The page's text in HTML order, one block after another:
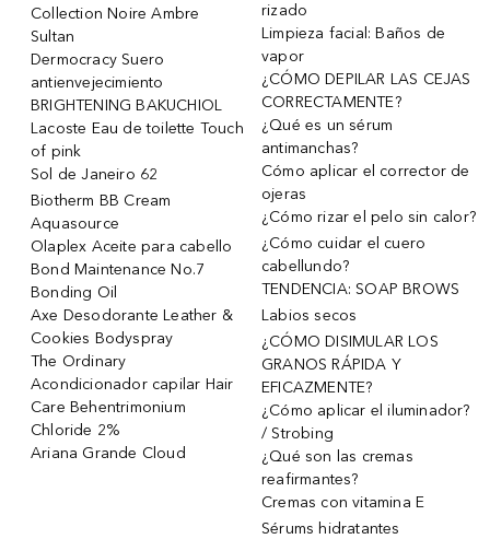
Collection Noire Ambre
Sultan
Dermocracy Suero
antienvejecimiento
BRIGHTENING BAKUCHIOL
Lacoste Eau de toilette Touch
of pink
Sol de Janeiro 62
Biotherm BB Cream
Aquasource
Olaplex Aceite para cabello
Bond Maintenance No.7
Bonding Oil
Axe Desodorante Leather &
Cookies Bodyspray
The Ordinary
Acondicionador capilar Hair
Care Behentrimonium
Chloride 2%
Ariana Grande Cloud
rizado
Limpieza facial: Baños de
vapor
¿CÓMO DEPILAR LAS CEJAS
CORRECTAMENTE?
¿Qué es un sérum
antimanchas?
Cómo aplicar el corrector de
ojeras
¿Cómo rizar el pelo sin calor?
¿Cómo cuidar el cuero
cabellundo?
TENDENCIA: SOAP BROWS
Labios secos
¿CÓMO DISIMULAR LOS
GRANOS RÁPIDA Y
EFICAZMENTE?
¿Cómo aplicar el iluminador?
/ Strobing
¿Qué son las cremas
reafirmantes?
Cremas con vitamina E
Sérums hidratantes